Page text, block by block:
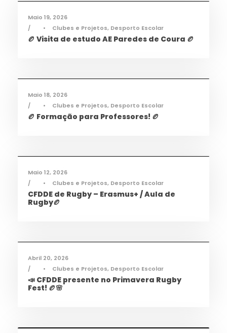
Maio 19, 2026
•
Clubes e Projetos, Desporto Escolar
🏉 Visita de estudo AE Paredes de Coura 🏉
Maio 18, 2026
•
Clubes e Projetos, Desporto Escolar
🏉 Formação para Professores! 🏉
Maio 12, 2026
•
Clubes e Projetos, Desporto Escolar
CFDDE de Rugby – Erasmus+ / Aula de
Rugby🏉
Abril 20, 2026
•
Clubes e Projetos, Desporto Escolar
📣 CFDDE presente no Primavera Rugby
Fest! 🏉🌸